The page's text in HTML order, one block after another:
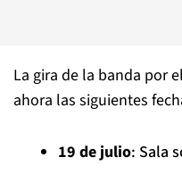
La gira de la banda por
ahora las siguientes
19 de julio: Sala